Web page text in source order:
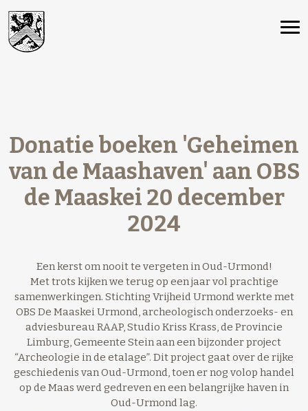
Donatie boeken 'Geheimen
van de Maashaven' aan OBS
de Maaskei 20 december
2024
Een kerst om nooit te vergeten in Oud-Urmond!
Met trots kijken we terug op een jaar vol prachtige
samenwerkingen. Stichting Vrijheid Urmond werkte met
OBS De Maaskei Urmond, archeologisch onderzoeks- en
adviesbureau RAAP, Studio Kriss Krass, de Provincie
Limburg, Gemeente Stein aan een bijzonder project
“Archeologie in de etalage”. Dit project gaat over de rijke
geschiedenis van Oud-Urmond, toen er nog volop handel
op de Maas werd gedreven en een belangrijke haven in
Oud-Urmond lag.